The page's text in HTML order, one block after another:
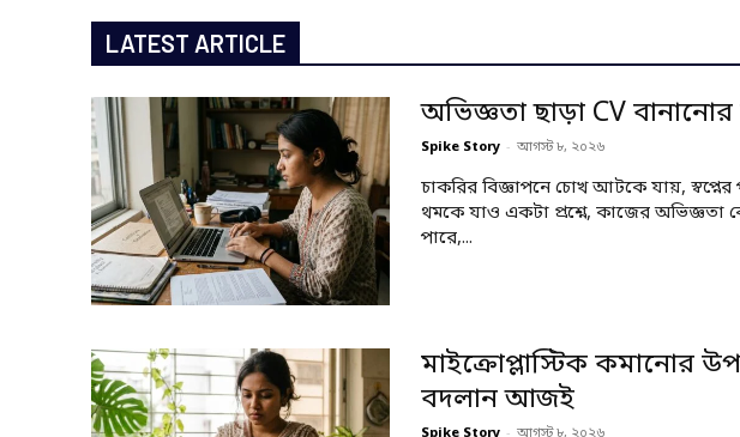
LATEST ARTICLE
অভিজ্ঞতা ছাড়া CV
Spike Story - আগস্ট ৮, ২০২৬
চাকরির বিজ্ঞাপনে চোখ আটকে যায়,
থমকে যাও একটা প্রশ্নে, কাজের
পারে,...
মাইক্রোপ্লাস্টিক কমানোর
বদলান আজই